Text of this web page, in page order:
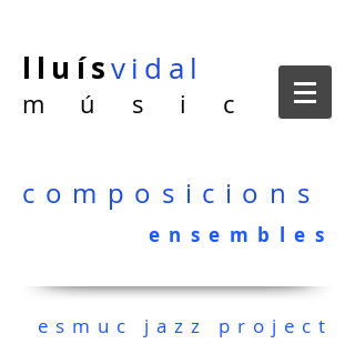
lluísvidal
m ú s i c
composicions
ensembles
esmuc jazz project